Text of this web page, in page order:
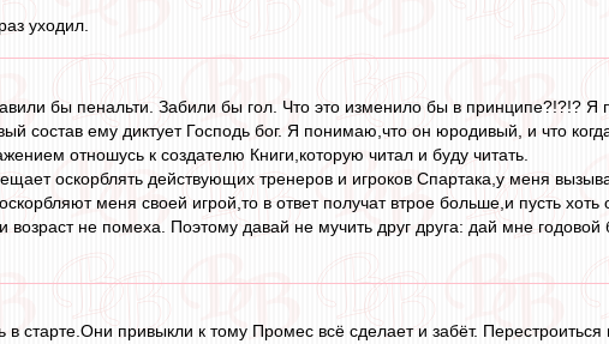
уходил.
бы пенальти. Забили бы гол. Что это изменило бы в принципе?!?!? Я
состав ему диктует Господь бог. Я понимаю,что он юродивый, и что
отношусь к создателю Книги,которую читал и буду читать.
оскорблять действующих тренеров и игроков Спартака,у меня
меня своей игрой,то в ответ получат втрое больше,и пусть
возраст не помеха. Поэтому давай не мучить друг друга: дай мне
в старте.Они привыкли к тому Промес всё сделает и забёт. Перестроиться